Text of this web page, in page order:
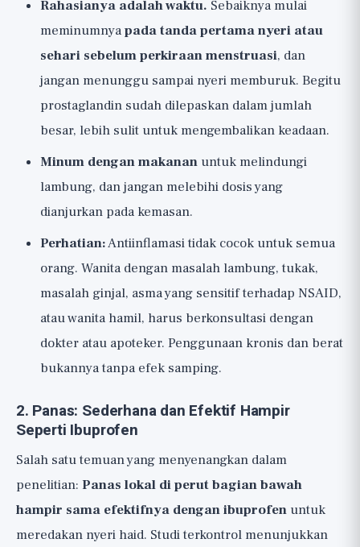
Rahasianya adalah waktu. Sebaiknya mulai
meminumnyapada tanda pertama nyeri atau
sehari sebelum perkiraan menstruasi, dan
jangan menunggu sampai nyeri memburuk. Begitu
prostaglandin sudah dilepaskan dalam jumlah
besar, lebih sulit untuk mengembalikan keadaan.
Minum dengan makanan untuk melindungi
lambung, dan jangan melebihi dosis yang
dianjurkan pada kemasan.
Perhatian:Antiinflamasi tidak cocok untuk semua
orang. Wanita dengan masalah lambung, tukak,
masalah ginjal, asma yang sensitif terhadap NSAID,
atau wanita hamil, harus berkonsultasi dengan
dokter atau apoteker. Penggunaan kronis dan berat
bukannya tanpa efek samping.
2. Panas: Sederhana dan Efektif Hampir
Seperti Ibuprofen
Salah satu temuan yang menyenangkan dalam
penelitian: Panas lokal di perut bagian bawah
hampir sama efektifnya dengan ibuprofen untuk
meredakan nyeri haid. Studi terkontrol menunjukkan